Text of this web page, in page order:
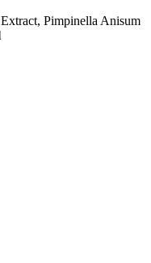
Pimpinella Anisum